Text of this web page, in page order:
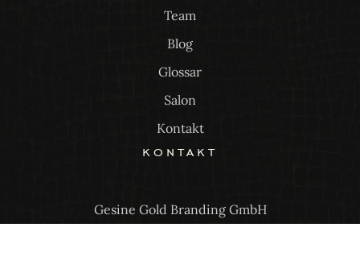
Team
Blog
Glossar
Salon
Kontakt
kontakt
Gesine Gold Branding GmbH